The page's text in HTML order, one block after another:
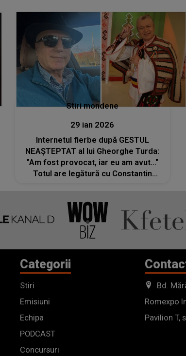
Stiri mondene
29 ian 2026
Internetul fierbe după GESTUL
NEAȘTEPTAT al lui Gheorghe Turda:
"Am fost provocat, iar eu am avut..."
Totul are legătură cu Constantin
Categorii
Stiri
Emisiuni
Echipa
PODCAST
Concursuri
Bd.
Romexpo
Pavilion T,